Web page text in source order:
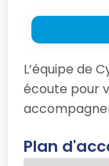
L’équipe de
écoute pour
Plan